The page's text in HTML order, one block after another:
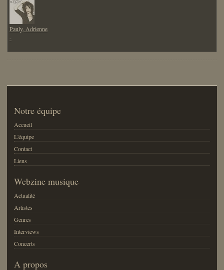
Pauly, Adrienne
-
Notre équipe
Accueil
L'équipe
Contact
Liens
Webzine musique
Actualité
Artistes
Genres
Interviews
Concerts
A propos